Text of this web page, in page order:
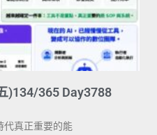
)134/365 Day3788
代真正重要的能